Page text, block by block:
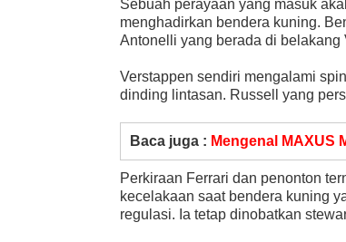
Sebuah perayaan yang masuk
menghadirkan bendera kuning.
Antonelli yang berada di belakang
Verstappen sendiri mengalami
dinding lintasan. Russell yang
Baca juga : Mengenal MAXUS
Perkiraan Ferrari dan penonton
kecelakaan saat bendera kuning
regulasi. Ia tetap dinobatkan